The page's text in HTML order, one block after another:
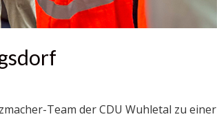
Team der CDU Wuhletal zu einer